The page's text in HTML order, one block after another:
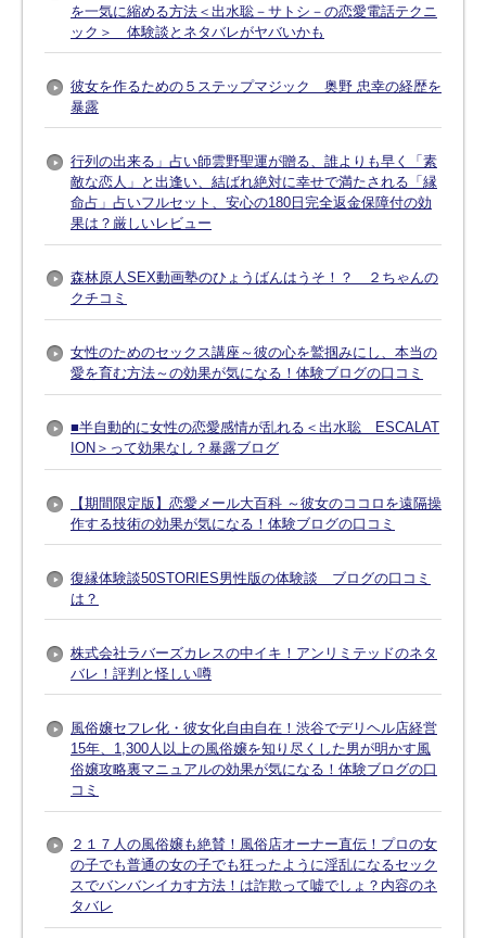
を一気に縮める方法＜出水聡－サトシ－の恋愛電話テクニ
ック＞ 体験談とネタバレがヤバいかも
彼女を作るための５ステップマジック 奥野 忠幸の経歴を
暴露
行列の出来る」占い師雲野聖運が贈る、誰よりも早く「素
敵な恋人」と出逢い、結ばれ絶対に幸せで満たされる「縁
命占」占いフルセット、安心の180日完全返金保障付の効
果は？厳しいレビュー
森林原人SEX動画塾のひょうばんはうそ！？ ２ちゃんの
クチコミ
女性のためのセックス講座～彼の心を鷲掴みにし、本当の
愛を育む方法～の効果が気になる！体験ブログの口コミ
■半自動的に女性の恋愛感情が乱れる＜出水聡 ESCALAT
ION＞って効果なし？暴露ブログ
【期間限定版】恋愛メール大百科 ～彼女のココロを遠隔操
作する技術の効果が気になる！体験ブログの口コミ
復縁体験談50STORIES男性版の体験談 ブログの口コミ
は？
株式会社ラバーズカレスの中イキ！アンリミテッドのネタ
バレ！評判と怪しい噂
風俗嬢セフレ化・彼女化自由自在！渋谷でデリヘル店経営
15年、1,300人以上の風俗嬢を知り尽くした男が明かす風
俗嬢攻略裏マニュアルの効果が気になる！体験ブログの口
コミ
２１７人の風俗嬢も絶賛！風俗店オーナー直伝！プロの女
の子でも普通の女の子でも狂ったように淫乱になるセック
スでバンバンイカす方法！は詐欺って嘘でしょ？内容のネ
タバレ